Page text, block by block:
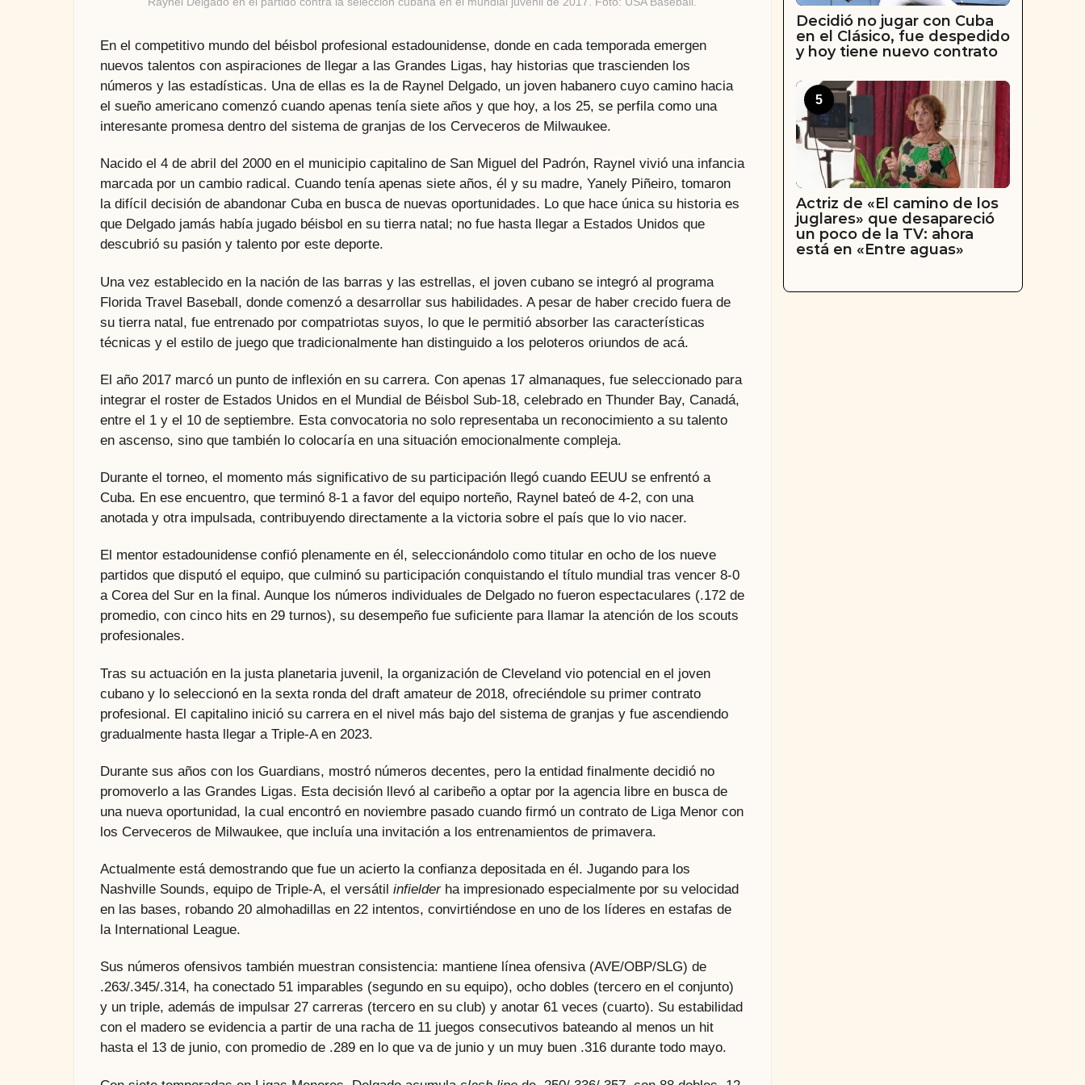
En el competitivo mundo del béisbol profesional estadounidense, donde en cada temporada emergen
nuevos talentos con aspiraciones de llegar a las Grandes Ligas, hay historias que trascienden los
números y las estadísticas. Una de ellas es la de Raynel Delgado, un joven habanero cuyo camino hacia
el sueño americano comenzó cuando apenas tenía siete años y que hoy, a los 25, se perfila como una
interesante promesa dentro del sistema de granjas de los Cerveceros de Milwaukee.
Nacido el 4 de abril del 2000 en el municipio capitalino de San Miguel del Padrón, Raynel vivió una infancia
marcada por un cambio radical. Cuando tenía apenas siete años, él y su madre, Yanely Piñeiro, tomaron
la difícil decisión de abandonar Cuba en busca de nuevas oportunidades. Lo que hace única su historia es
que Delgado jamás había jugado béisbol en su tierra natal; no fue hasta llegar a Estados Unidos que
descubrió su pasión y talento por este deporte.
Una vez establecido en la nación de las barras y las estrellas, el joven cubano se integró al programa
Florida Travel Baseball, donde comenzó a desarrollar sus habilidades. A pesar de haber crecido fuera de
su tierra natal, fue entrenado por compatriotas suyos, lo que le permitió absorber las características
técnicas y el estilo de juego que tradicionalmente han distinguido a los peloteros oriundos de acá.
El año 2017 marcó un punto de inflexión en su carrera. Con apenas 17 almanaques, fue seleccionado para
integrar el roster de Estados Unidos en el Mundial de Béisbol Sub-18, celebrado en Thunder Bay, Canadá,
entre el 1 y el 10 de septiembre. Esta convocatoria no solo representaba un reconocimiento a su talento
en ascenso, sino que también lo colocaría en una situación emocionalmente compleja.
Durante el torneo, el momento más significativo de su participación llegó cuando EEUU se enfrentó a
Cuba. En ese encuentro, que terminó 8-1 a favor del equipo norteño, Raynel bateó de 4-2, con una
anotada y otra impulsada, contribuyendo directamente a la victoria sobre el país que lo vio nacer.
El mentor estadounidense confió plenamente en él, seleccionándolo como titular en ocho de los nueve
partidos que disputó el equipo, que culminó su participación conquistando el título mundial tras vencer 8-0
a Corea del Sur en la final. Aunque los números individuales de Delgado no fueron espectaculares (.172 de
promedio, con cinco hits en 29 turnos), su desempeño fue suficiente para llamar la atención de los scouts
profesionales.
Tras su actuación en la justa planetaria juvenil, la organización de Cleveland vio potencial en el joven
cubano y lo seleccionó en la sexta ronda del draft amateur de 2018, ofreciéndole su primer contrato
profesional. El capitalino inició su carrera en el nivel más bajo del sistema de granjas y fue ascendiendo
gradualmente hasta llegar a Triple-A en 2023.
Durante sus años con los Guardians, mostró números decentes, pero la entidad finalmente decidió no
promoverlo a las Grandes Ligas. Esta decisión llevó al caribeño a optar por la agencia libre en busca de
una nueva oportunidad, la cual encontró en noviembre pasado cuando firmó un contrato de Liga Menor con
los Cerveceros de Milwaukee, que incluía una invitación a los entrenamientos de primavera.
Actualmente está demostrando que fue un acierto la confianza depositada en él. Jugando para los
Nashville Sounds, equipo de Triple-A, el versátil infielderha impresionado especialmente por su velocidad
en las bases, robando 20 almohadillas en 22 intentos, convirtiéndose en uno de los líderes en estafas de
la International League.
Sus números ofensivos también muestran consistencia: mantiene línea ofensiva (AVE/OBP/SLG) de
.263/.345/.314, ha conectado 51 imparables (segundo en su equipo), ocho dobles (tercero en el conjunto)
y un triple, además de impulsar 27 carreras (tercero en su club) y anotar 61 veces (cuarto). Su estabilidad
con el madero se evidencia a partir de una racha de 11 juegos consecutivos bateando al menos un hit
hasta el 13 de junio, con promedio de .289 en lo que va de junio y un muy buen .316 durante todo mayo.
Decidió no jugar con Cuba
en el Clásico, fue despedido
y hoy tiene nuevo contrato
5
Actriz de «El camino de los
juglares» que desapareció
un poco de la TV: ahora
está en «Entre aguas»